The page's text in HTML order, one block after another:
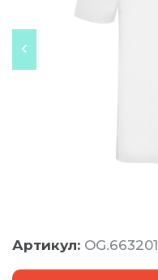
Артикул: OG.663201